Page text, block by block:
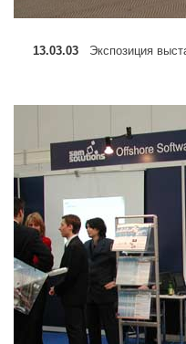
13.03.03 Экспозиция